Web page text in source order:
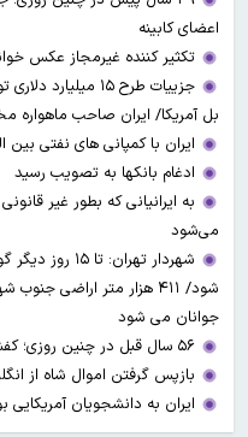
اعضای کابینه
تکثیر کننده غیرمجاز عکس
جزییات طرح ۱۵
بل آمریکا/ ایران صاحب ماهواره
ایران با کمپانی های نفتی
ادغام بانکها به تصویب رسید
به ایرانیانی که بطور غیر
می‌شود
شهردار
شود/ ۴۱۱ هزار متر اراضی
جوانان می شود
۵۶ سال قبل در چنین روزی؛ کفش ملی ایران به شوروی صادر شد
بازپس گرفتن اموال شاه از
ایران به دانشجویان